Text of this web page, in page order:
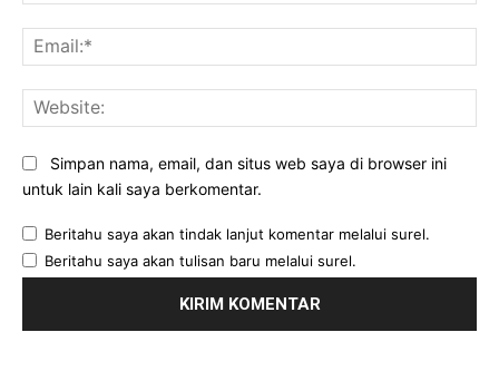
Simpan nama, email, dan situs web saya di browser ini
untuk lain kali saya berkomentar.
Beritahu saya akan tindak lanjut komentar melalui surel.
Beritahu saya akan tulisan baru melalui surel.